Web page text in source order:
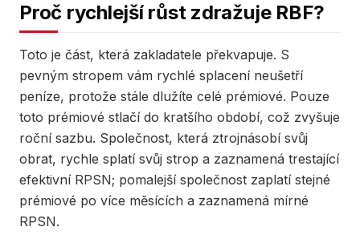
Proč rychlejší růst zdražuje RBF?
Toto je část, která zakladatele překvapuje. S
pevným stropem vám rychlé splacení neušetří
peníze, protože stále dlužíte celé prémiové. Pouze
toto prémiové stlačí do kratšího období, což zvyšuje
roční sazbu. Společnost, která ztrojnásobí svůj
obrat, rychle splatí svůj strop a zaznamená trestající
efektivní RPSN; pomalejší společnost zaplatí stejné
prémiové po více měsících a zaznamená mírné
RPSN.